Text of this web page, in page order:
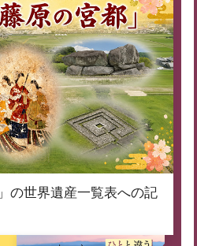
の世界遺産一覧表への記